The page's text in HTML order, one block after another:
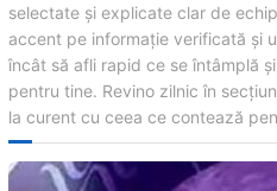
selectate și explicate clar de
accent pe informație verificată și
încât să afli rapid ce se întâmplă
pentru tine. Revino zilnic în
la curent cu ceea ce contează